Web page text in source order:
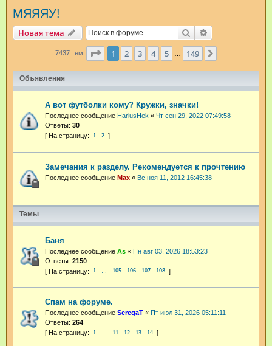
МЯЯЯУ!
Новая тема Поиск
7437 тем Страница из 149
1 2 3 4 5 149
Объявления
А вот футболки кому? Кружки, значки!
Последнее сообщение HariusHek « Чт сен 29, 2022 07:49:58
Ответы: 30
1 2
Замечания к разделу. Рекомендуется к прочтению
Последнее сообщение Max « Вс ноя 11, 2012 16:45:38
Темы
Баня
Последнее сообщение As « Пн авг 03, 2026 18:53:23
Ответы: 2150
1 105 106 107 108
Спам на форуме.
Последнее сообщение SeregaT « Пт июл 31, 2026 05:11:11
Ответы: 264
1 … 11 12 13 14